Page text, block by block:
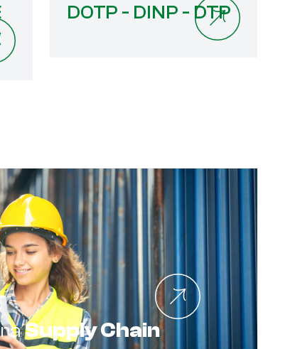
DOTP - DINP - DTP
Supply Chain